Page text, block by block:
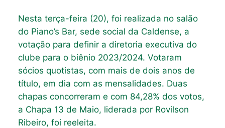
Nesta terça-feira (20), foi realizada no salão
do Piano’s Bar, sede social da Caldense, a
votação para definir a diretoria executiva do
clube para o biênio 2023/2024. Votaram
sócios quotistas, com mais de dois anos de
título, em dia com as mensalidades. Duas
chapas concorreram e com 84,28% dos votos,
a Chapa 13 de Maio, liderada por Rovilson
Ribeiro, foi reeleita.